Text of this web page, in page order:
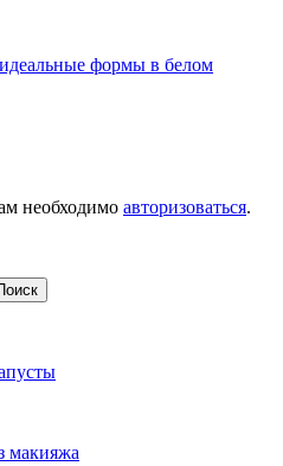
формы в белом
необходимо авторизоваться.
макияжа